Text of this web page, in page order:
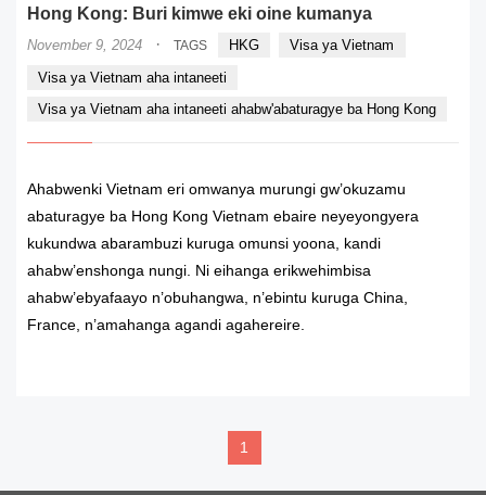
Hong Kong: Buri kimwe eki oine kumanya
November 9, 2024 · TAGS HKG
Visa ya Vietnam
Visa ya Vietnam aha intaneeti
Visa ya Vietnam aha intaneeti ahabw'abaturagye ba Hong Kong
Ahabwenki Vietnam eri omwanya murungi gw’okuzamu
abaturagye ba Hong Kong Vietnam ebaire neyeyongyera
kukundwa abarambuzi kuruga omunsi yoona, kandi
ahabw’enshonga nungi. Ni eihanga erikwehimbisa
ahabw’ebyafaayo n’obuhangwa, n’ebintu kuruga China,
France, n’amahanga agandi agahereire.
1